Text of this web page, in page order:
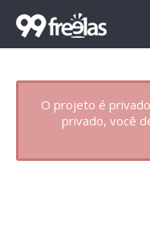
O projeto é
privado, você